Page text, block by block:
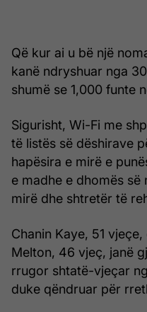
Që kur ai u bë një
kanë ndryshuar nga
shumë se 1,000 funte
Sigurisht, Wi-Fi me
të listës së dëshirave
hapësira e mirë e
e madhe e dhomës së
mirë dhe shtretër të
Chanin Kaye, 51
Melton, 46 vjeç, janë
rrugor shtatë-vjeçar
duke qëndruar për